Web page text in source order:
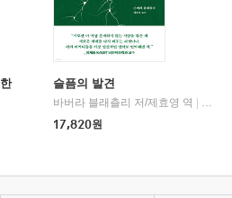
슬픔의 발견
바버라 블래츨리 저/제효영 역
디플롯
17,820원